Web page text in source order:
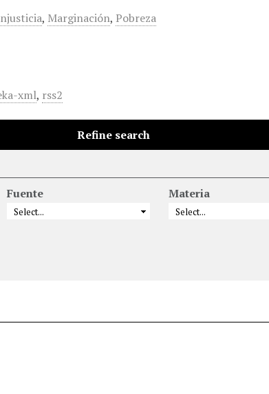
, Marginación, Pobreza
xml, rss2
Refine search
Fuente Materia